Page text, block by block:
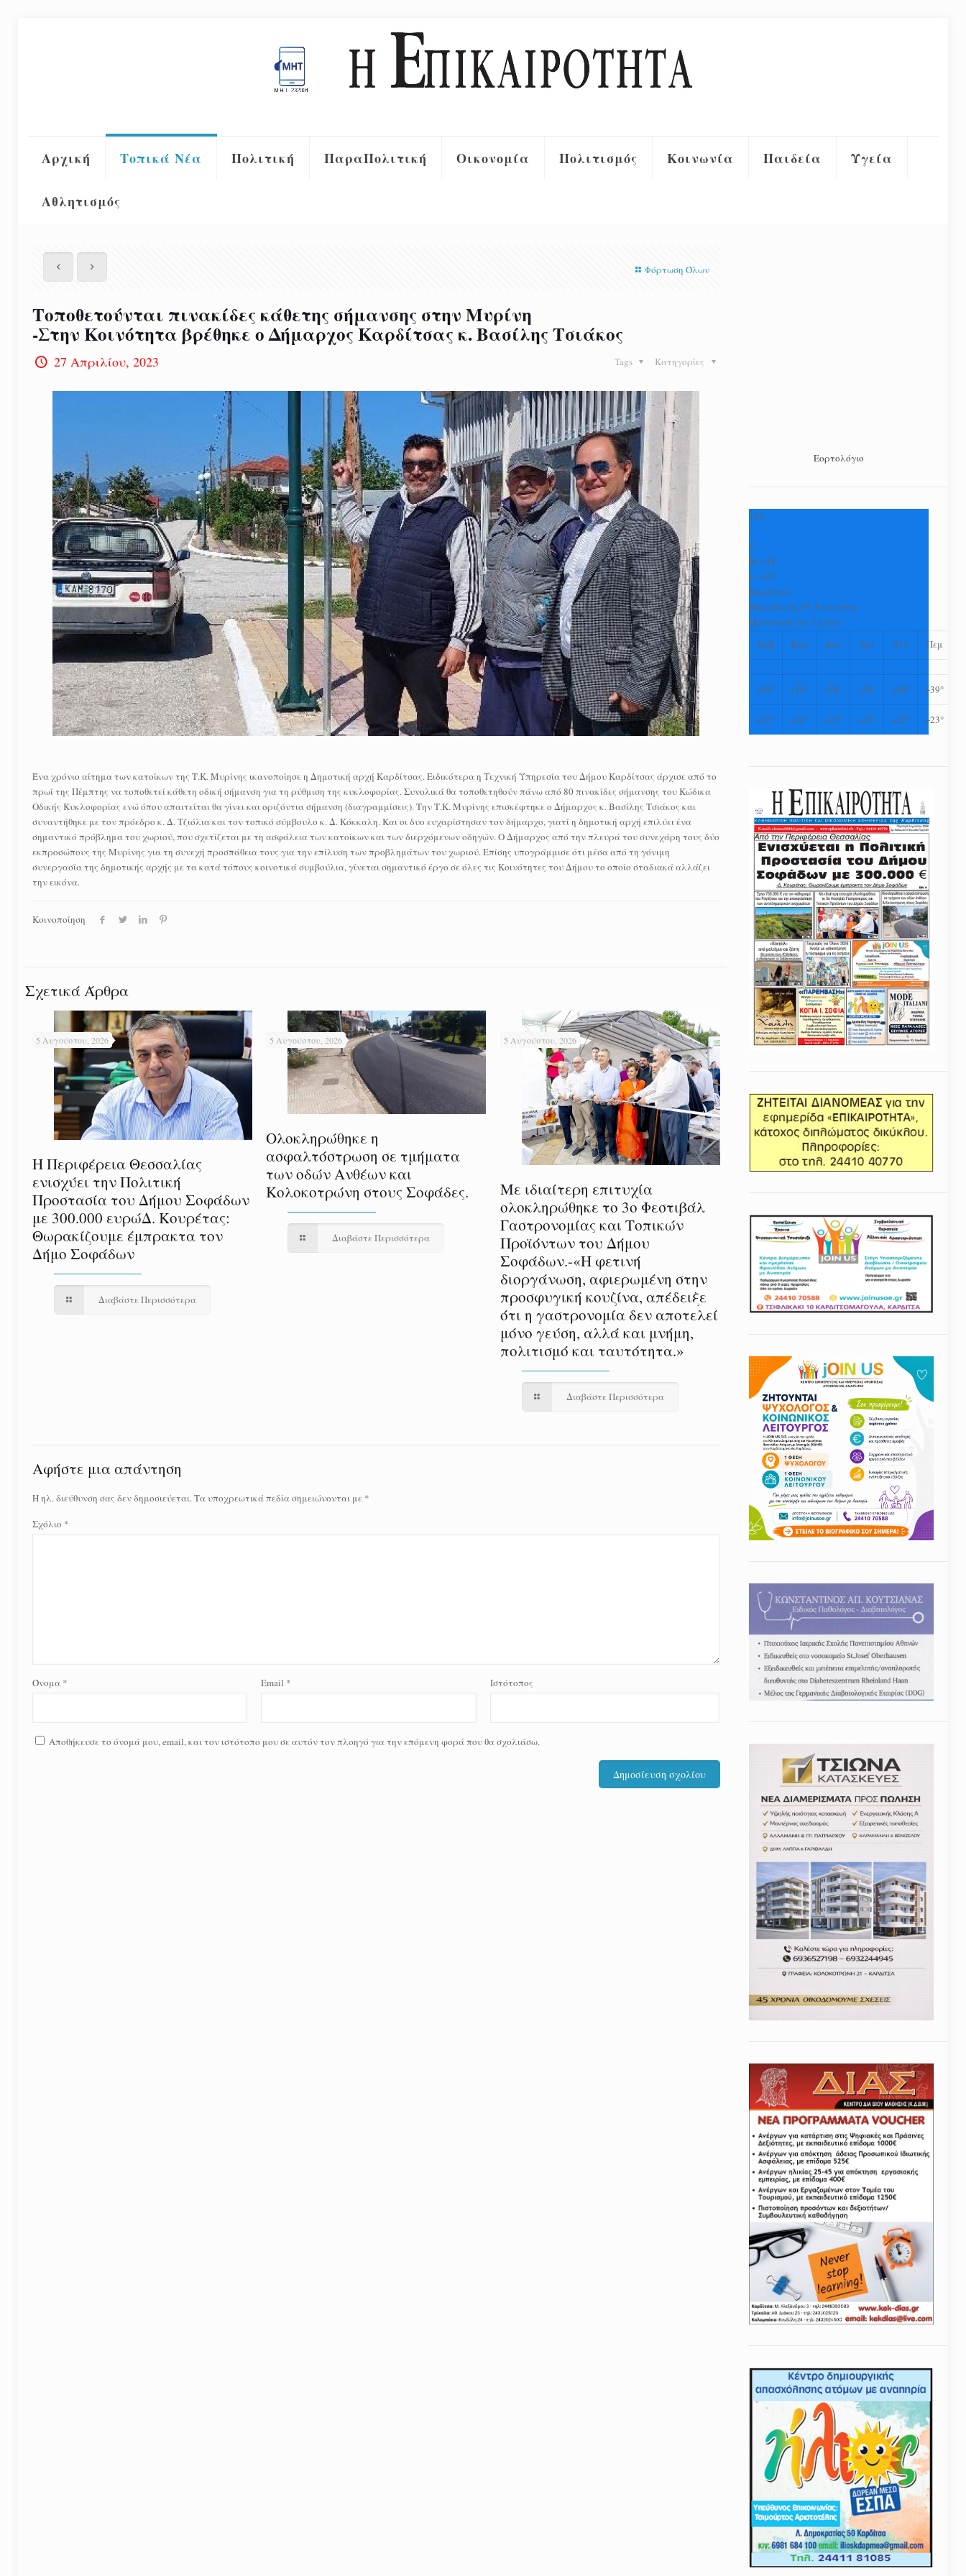
Αρχική Τοπικά Νέα Πολιτική ΠαραΠολιτική Οικονομία Πολιτισμός Κοινωνία Παιδεία Υγεία
Αθλητισμός
Φόρτωση Όλων
Τοποθετούνται πινακίδες κάθετης σήμανσης στην Μυρίνη
-Στην Κοινότητα βρέθηκε ο Δήμαρχος Καρδίτσας κ. Βασίλης Τσιάκος
27 Απριλίου, 2023 Κατηγορίες
Tags
Ένα χρόνιο αίτημα των κατοίκων της Τ.Κ. Μυρίνης ικανοποίησε η Δημοτική αρχή Καρδίτσας. Ειδικότερα η Τεχνική Υπηρεσία του Δήμου Καρδίτσας άρχισε από το
πρωί της Πέμπτης να τοποθετεί κάθετη οδική σήμανση για τη ρύθμιση της κυκλοφορίας. Συνολικά θα τοποθετηθούν πάνω από 80 πινακίδες σήμανσης του Κώδικα
Οδικής Κυκλοφορίας ενώ όπου απαιτείται θα γίνει και οριζόντια σήμανση (διαγραμμίσεις). Την Τ.Κ. Μυρίνης επισκέφτηκε ο Δήμαρχος κ. Βασίλης Τσιάκος και
συναντήθηκε με τον πρόεδρο κ. Δ. Τζιόλια και τον τοπικό σύμβουλο κ. Δ. Κόκκαλη. Και οι δυο ευχαρίστησαν τον δήμαρχο, γιατί η δημοτική αρχή επιλύει ένα
σημαντικό πρόβλημα του χωριού, που σχετίζεται με τη ασφάλεια των κατοίκων και των διερχόμενων οδηγών. Ο Δήμαρχος από την πλευρά του συνεχάρη τους δύο
εκπροσώπους της Μυρίνης για τη συνεχή προσπάθεια τους για την επίλυση των προβλημάτων του χωριού. Επίσης υπογράμμισε ότι μέσα από τη γόνιμη
συνεργασία της δημοτικής αρχής με τα κατά τόπους κοινοτικά συμβούλια, γίνεται σημαντικό έργο σε όλες τις Κοινότητες του Δήμου το οποίο σταδιακά αλλάζει
την εικόνα.
Κοινοποίηση
Σχετικά Άρθρα
5 Αυγούστου, 2026
Η Περιφέρεια Θεσσαλίας
ενισχύει την Πολιτική
Προστασία του Δήμου Σοφάδων
με 300.000 ευρώΔ. Κουρέτας:
Θωρακίζουμε έμπρακτα τον
Δήμο Σοφάδων
Διαβάστε Περισσότερα
5 Αυγούστου, 2026
Ολοκληρώθηκε η
ασφαλτόστρωση σε τμήματα
των οδών Ανθέων και
Κολοκοτρώνη στους Σοφάδες.
Διαβάστε Περισσότερα
5 Αυγούστου, 2026
Με ιδιαίτερη επιτυχία
ολοκληρώθηκε το 3ο Φεστιβάλ
Γαστρονομίας και Τοπικών
Προϊόντων του Δήμου
Σοφάδων.-«Η φετινή
διοργάνωση, αφιερωμένη στην
προσφυγική κουζίνα, απέδειξε
ότι η γαστρονομία δεν αποτελεί
μόνο γεύση, αλλά και μνήμη,
πολιτισμό και ταυτότητα.»
Διαβάστε Περισσότερα
Αφήστε μια απάντηση
Η ηλ. διεύθυνση σας δεν δημοσιεύεται.Τα υποχρεωτικά πεδία σημειώνονται με *
Σχόλιο *
Όνομα * Email * Ιστότοπος
Αποθήκευσε το όνομά μου, email, και τον ιστότοπο μου σε αυτόν τον πλοηγό για την επόμενη φορά που θα σχολιάσω.
Εορτολόγιο
+34
°
C
H:+38°
L:+25°
Καρδίτσα
Παρασκευή, 07 Αύγουστος
Πρόγνωση για 7 μέρες
Σαβ
Κυρ Δευ Τρι Τετ Πεμ
+39° +39° +38° +39° +40° +39°
+25° +26° +25° +24° +23° +23°